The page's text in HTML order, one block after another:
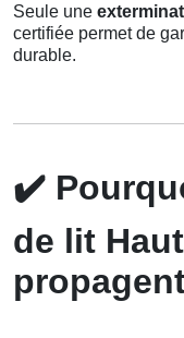
Seule une
certifiée permet de
durable.
✔️
de lit